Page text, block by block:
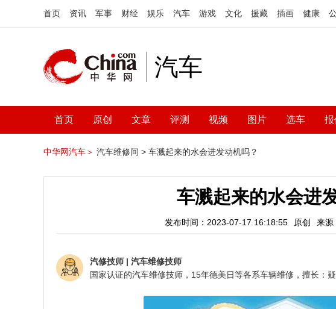
首页 资讯 军事 财经 娱乐 汽车 游戏 文化 援藏 插画 健康
汽车
首页 原创 文章 评测 视频 图片 选车 报
中华网汽车＞ 汽车维修间 > 车溅起来的水会进发动机吗？
车溅起来的水会进
发布时间：2023-07-17 16:18:55 原创 来源
汽修技师 | 汽车维修技师